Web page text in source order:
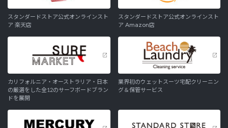
スタンダードストア公式オンラインスト
ア 楽天店
スタンダードストア公式オンラインスト
ア Amazon店
カリフォルニア・オーストラリア・日本
の厳選をした全12のサーフボードブラン
ドを展開
業界初のウェットスーツ宅配クリーニン
グ＆保管サービス